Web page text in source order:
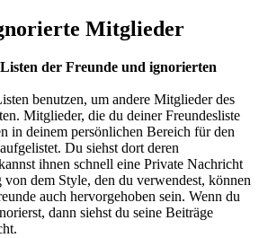
Mitglieder
der Freunde und ignorierten
benutzen, um andere Mitglieder des
Mitglieder, die du deiner Freundesliste
in deinem persönlichen Bereich für den
Du siehst dort deren
ihnen schnell eine Private Nachricht
von dem Style, den du verwendest, können
auch hervorgehoben sein. Wenn du
dann siehst du seine Beiträge